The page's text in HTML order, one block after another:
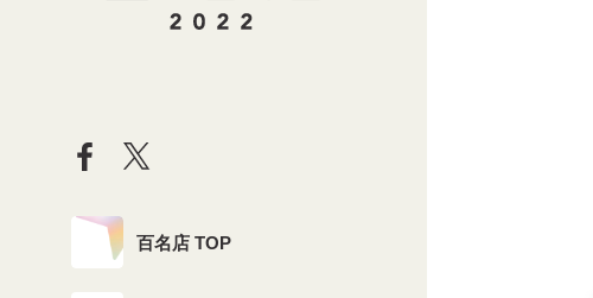
百名店 TOP